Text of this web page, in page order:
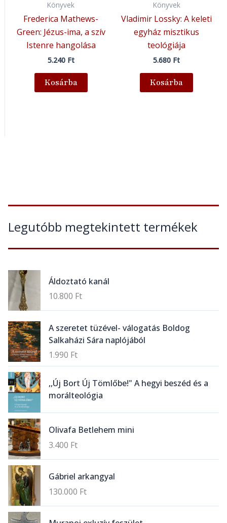
Legutóbb megtekintett termékek
Áldoztató kanál
10.800 Ft
A szeretet tüzével- válogatás Boldog
Salkaházi Sára naplójából
1.990 Ft
,,Új Bort Új Tömlőbe!" A hegyi beszéd és a
morálteológia
Olivafa Betlehem mini
3.400 Ft
Gábriel arkangyal
130.000 Ft
Könyvek
Frederica Mathews-
Green: Jézus-ima, a szív
Istenre hangolása
5.240 Ft
Kosárba
Könyvek
Vladimir Lossky: A keleti
egyház misztikus
teológiája
5.680 Ft
Kosárba